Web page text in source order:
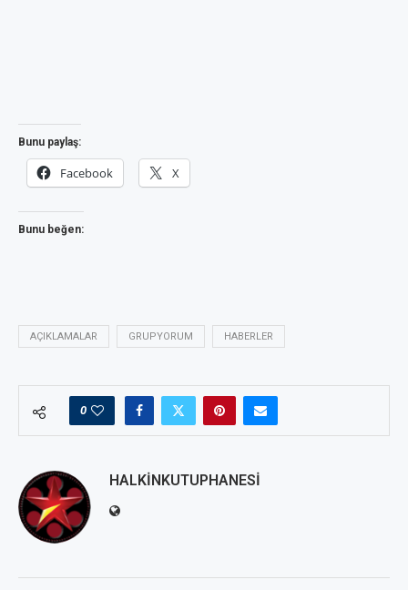
Bunu paylaş:
Facebook X
Bunu beğen:
AÇIKLAMALAR GRUPYORUM HABERLER
0
HALKINKUTUPHANESI